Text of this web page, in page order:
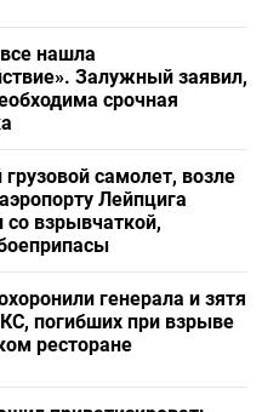
нашла
Залужный заявил,
срочная
грузовой самолет, возле
Лейпцига
взрывчаткой,
генерала и зятя
погибших при взрыве
ресторане